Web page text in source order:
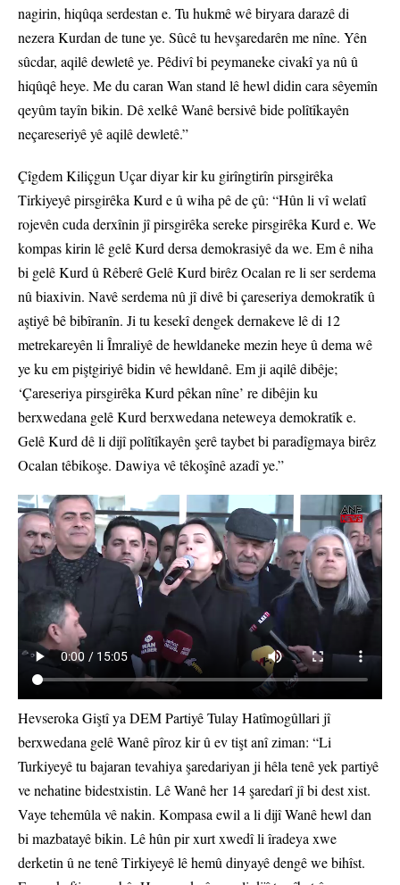
nagirin, hiqûqa serdestan e. Tu hukmê wê biryara darazê di
nezera Kurdan de tune ye. Sûcê tu hevşaredarên me nîne. Yên
sûcdar, aqilê dewletê ye. Pêdivî bi peymaneke civakî ya nû û
hiqûqê heye. Me du caran Wan stand lê hewl didin cara sêyemîn
qeyûm tayîn bikin. Dê xelkê Wanê bersivê bide polîtîkayên
neçareseriyê yê aqilê dewletê.”
Çîgdem Kiliçgun Uçar diyar kir ku girîngtirîn pirsgirêka
Tirkiyeyê pirsgirêka Kurd e û wiha pê de çû: “Hûn li vî welatî
rojevên cuda derxînin jî pirsgirêka sereke pirsgirêka Kurd e. We
kompas kirin lê gelê Kurd dersa demokrasiyê da we. Em ê niha
bi gelê Kurd û Rêberê Gelê Kurd birêz Ocalan re li ser serdema
nû biaxivin. Navê serdema nû jî divê bi çareseriya demokratîk û
aştiyê bê bibîranîn. Ji tu kesekî dengek dernakeve lê di 12
metrekareyên li Îmraliyê de hewldaneke mezin heye û dema wê
ye ku em piştgiriyê bidin vê hewldanê. Em ji aqilê dibêje;
‘Çareseriya pirsgirêka Kurd pêkan nîne’ re dibêjin ku
berxwedana gelê Kurd berxwedana neteweya demokratîk e.
Gelê Kurd dê li dijî polîtîkayên şerê taybet bi paradîgmaya birêz
Ocalan têbikoşe. Dawiya vê têkoşînê azadî ye.”
Hevseroka Giştî ya DEM Partiyê Tulay Hatîmogûllari jî
berxwedana gelê Wanê pîroz kir û ev tişt anî ziman: “Li
Turkiyeyê tu bajaran tevahiya şaredariyan ji hêla tenê yek partiyê
ve nehatine bidestxistin. Lê Wanê her 14 şaredarî jî bi dest xist.
Vaye tehemûla vê nakin. Kompasa ewil a li dijî Wanê hewl dan
bi mazbatayê bikin. Lê hûn pir xurt xwedî li îradeya xwe
derketin û ne tenê Tirkiyeyê lê hemû dinyayê dengê we bihîst.